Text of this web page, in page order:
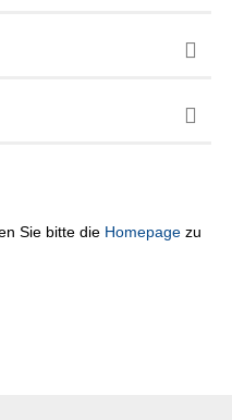
Sie bitte die Homepage zu